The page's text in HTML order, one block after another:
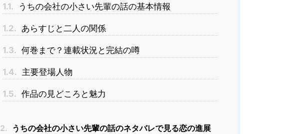
1.1. うちの会社の小さい先輩の話の基本情報
1.2. あらすじと二人の関係
1.3. 何巻まで？連載状況と完結の噂
1.4. 主要登場人物
1.5. 作品の見どころと魅力
2. うちの会社の小さい先輩の話のネタバレで見る恋の進展